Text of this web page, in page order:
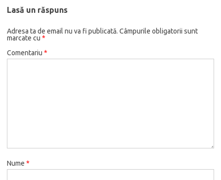
Lasă un răspuns
Adresa ta de email nu va fi publicată. Câmpurile obligatorii sunt
marcate cu *
Comentariu *
Nume *